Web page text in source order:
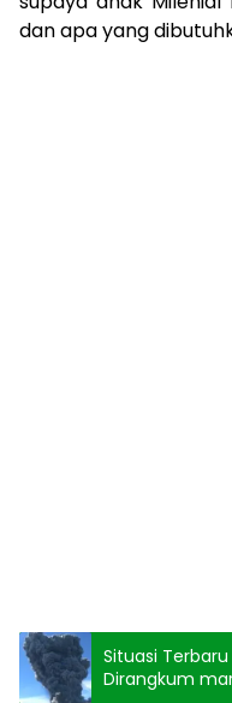
dan apa yang
Situasi
Dirangkum